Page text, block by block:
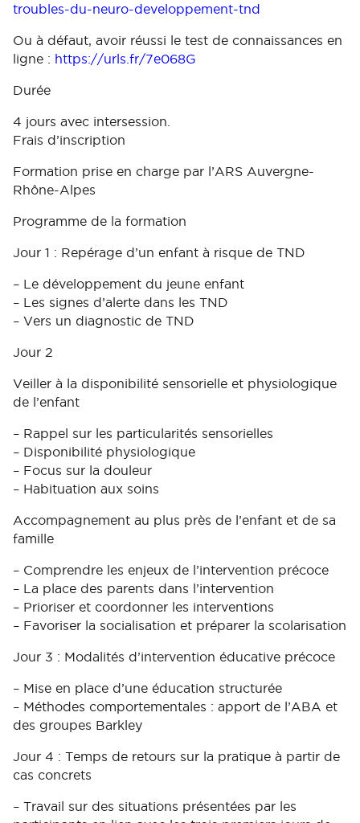
troubles-du-neuro-developpement-tnd
Ou à défaut, avoir réussi le test de connaissances en
ligne : https://urls.fr/7e068G
Durée
4 jours avec intersession.
Frais d’inscription
Formation prise en charge par l’ARS Auvergne-
Rhône-Alpes
Programme de la formation
Jour 1 : Repérage d’un enfant à risque de TND
– Le développement du jeune enfant
– Les signes d’alerte dans les TND
– Vers un diagnostic de TND
Jour 2
Veiller à la disponibilité sensorielle et physiologique
de l’enfant
– Rappel sur les particularités sensorielles
– Disponibilité physiologique
– Focus sur la douleur
– Habituation aux soins
Accompagnement au plus près de l’enfant et de sa
famille
– Comprendre les enjeux de l’intervention précoce
– La place des parents dans l’intervention
– Prioriser et coordonner les interventions
– Favoriser la socialisation et préparer la scolarisation
Jour 3 : Modalités d’intervention éducative précoce
– Mise en place d’une éducation structurée
– Méthodes comportementales : apport de l’ABA et
des groupes Barkley
Jour 4 : Temps de retours sur la pratique à partir de
cas concrets
– Travail sur des situations présentées par les